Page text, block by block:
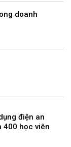
doanh
điện an
400 học viên